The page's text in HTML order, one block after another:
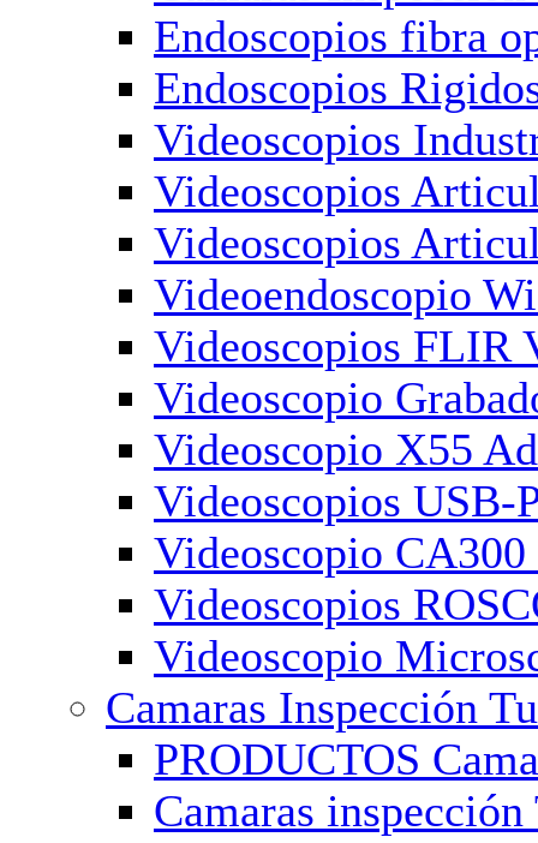
Endoscopios fibra
Endoscopios
Videoscopios
Videoscopios
Videoscopios
Videoendoscopio
Videoscopios FLIR
Videoscopio
Videoscopio X55
Videoscopios USB-
Videoscopio
Videoscopios
Videoscopio
Camaras Inspección
PRODUCTOS
Camaras